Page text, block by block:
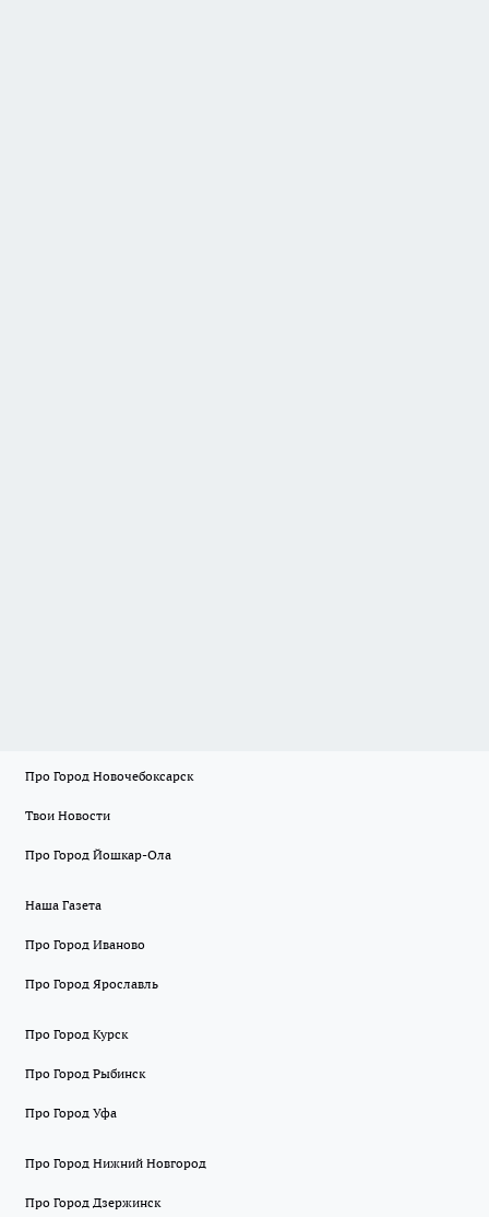
Про Город Новочебоксарск
Твои Новости
Про Город Йошкар-Ола
Наша Газета
Про Город Иваново
Про Город Ярославль
Про Город Курск
Про Город Рыбинск
Про Город Уфа
Про Город Нижний Новгород
Про Город Дзержинск